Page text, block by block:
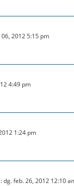
2012 5:15 pm
4:49 pm
1:24 pm
dg. feb. 26, 2012 12:10